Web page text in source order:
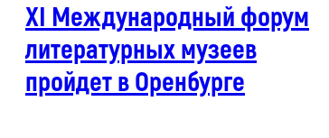
XI Международный форум
литературных музеев
пройдет в Оренбурге